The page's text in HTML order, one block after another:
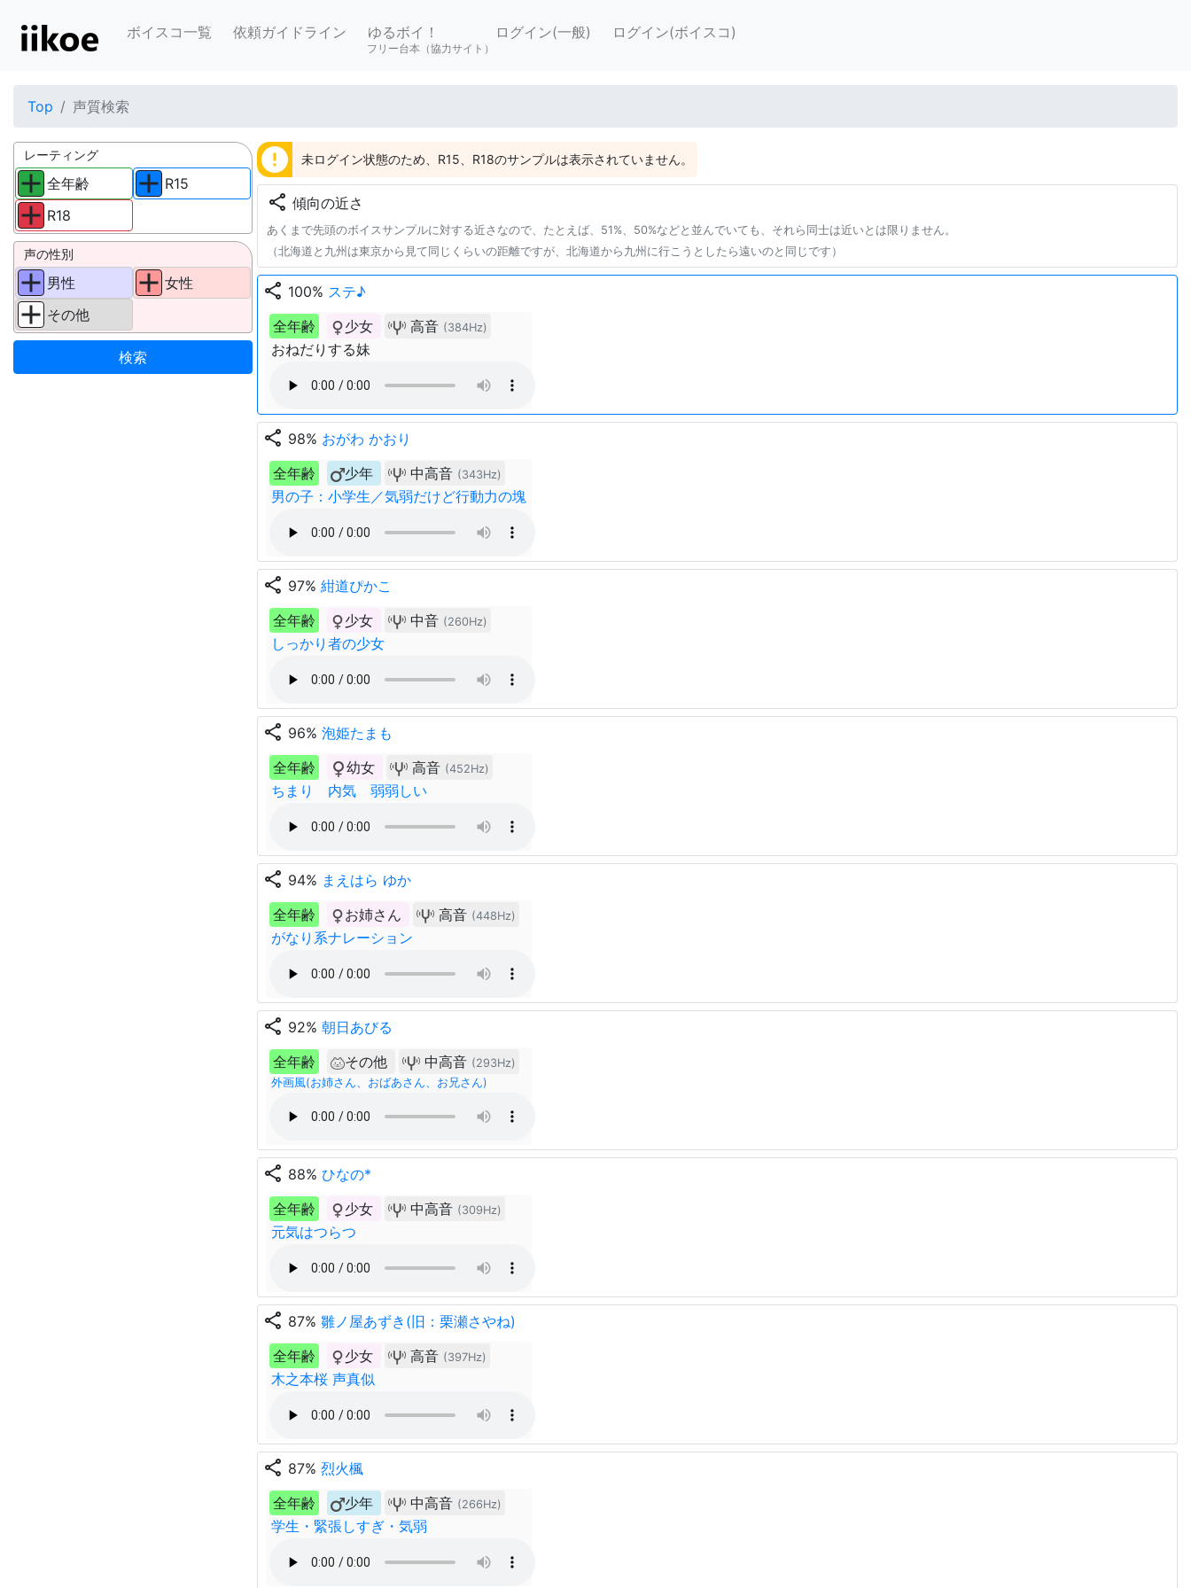
ボイスコ一覧 依頼ガイドライン ゆるボイ！
フリー台本（協力サイト）
ログイン(一般) ログイン(ボイスコ)
Top 声質検索
レーティング
全年齢
R18
R15
声の性別
男性
その他
女性
error 未ログイン状態のため、R15、R18のサンプルは表示されていません。
share 傾向の近さ
あくまで先頭のボイスサンプルに対する近さなので、たとえば、51%、50%などと並んでいても、それら同士は近いとは限りません。
（北海道と九州は東京から見て同じくらいの距離ですが、北海道から九州に行こうとしたら遠いのと同じです）
share 100% ステ♪
全年齢
少女 高音 (384Hz)
おねだりする妹
share 98% おがわ かおり
全年齢
少年 中高音 (343Hz)
男の子：小学生／気弱だけど行動力の塊
share 97% 紺道ぴかこ
全年齢
少女 中音 (260Hz)
しっかり者の少女
share 96% 泡姫たまも
全年齢
幼女 高音 (452Hz)
ちまり 内気 弱弱しい
share 94% まえはら ゆか
全年齢
お姉さん 高音 (448Hz)
がなり系ナレーション
share 92% 朝日あびる
全年齢
その他 中高音 (293Hz)
外画風(お姉さん、おばあさん、お兄さん)
share 88% ひなの*
全年齢
少女 中高音 (309Hz)
元気はつらつ
share 87% 雛ノ屋あずき(旧：栗瀬さやね)
全年齢
少女 高音 (397Hz)
木之本桜 声真似
share 87% 烈火楓
全年齢
少年 中高音 (266Hz)
学生・緊張しすぎ・気弱